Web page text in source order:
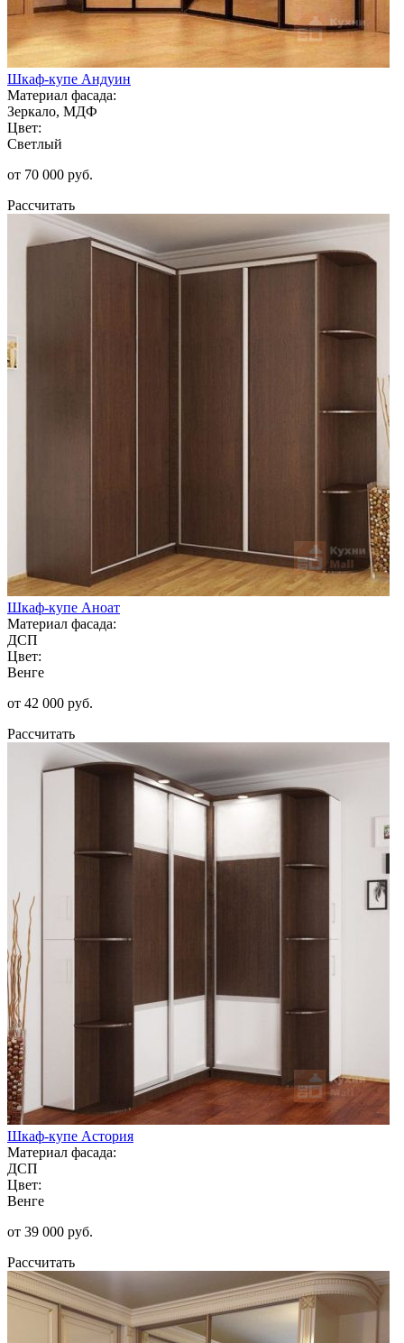
Шкаф-купе Андуин
Материал фасада:
Зеркало, МДФ
Цвет:
Светлый
от 70 000 руб.
Рассчитать
Шкаф-купе Аноат
Материал фасада:
ДСП
Цвет:
Венге
от 42 000 руб.
Рассчитать
Шкаф-купе Астория
Материал фасада:
ДСП
Цвет:
Венге
от 39 000 руб.
Рассчитать